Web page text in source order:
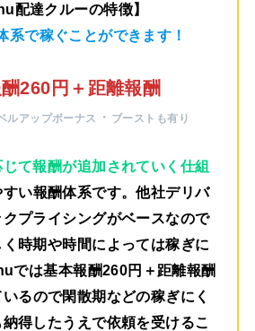
配達クルーの特徴】
系で稼ぐことができます！
260円＋距離報酬
ルアップボーナス ・ ブーストも有り
て報酬が追加されていく仕組
い報酬体系です。他社デリバ
プライシングがベースなので
時期や時間によっては稼ぎに
では基本報酬260円＋距離報酬
るので閑散期などの稼ぎにく
得したうえで依頼を受けるこ